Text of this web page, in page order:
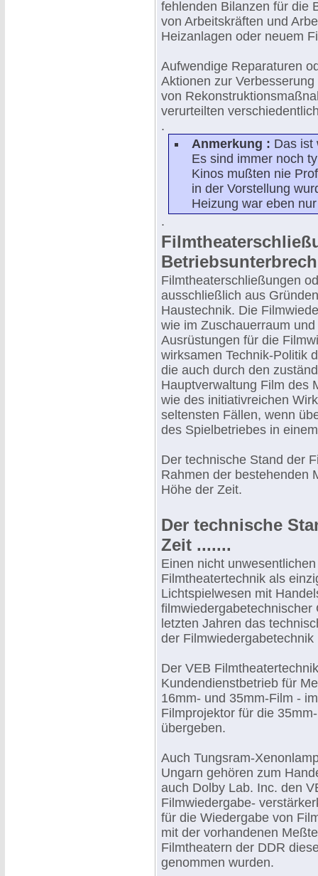
fehlenden Bilanzen für die
von Arbeitskräften und
Heizanlagen oder neuem
Aufwendige Reparaturen
Aktionen zur
von
verurteilten
.
Anmerkung : Das ist
Es sind immer noch
Kinos mußten nie
in der Vorstellung
Heizung war eben
.
Filmtheaterschließungen
ausschließlich aus
Haustechnik. Die
wie im Zuschauerraum
Ausrüstungen für die
wirksamen Technik-Politik
die auch durch den
Hauptverwaltung Film des
wie des initiativreichen
seltensten Fällen, wenn
des Spielbetriebes in
Der technische Stand der
Rahmen der bestehenden
Höhe der Zeit.
Der technische
Zeit .......
Einen nicht
Filmtheatertechnik als
Lichtspielwesen mit
filmwiedergabetechnischer
letzten Jahren das
der
Der VEB
Kundendienstbetrieb für
16mm- und 35mm-Film -
Filmprojektor für die
übergeben.
Auch Tungsram-
Ungarn gehören zum
auch Dolby Lab. Inc. den
Filmwiedergabe-
für die Wiedergabe von
mit der vorhandenen
Filmtheatern der DDR
genommen wurden.